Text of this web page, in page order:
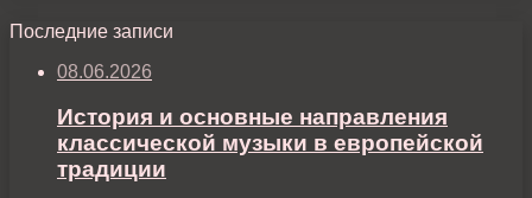
Последние записи
08.06.2026
История и основные направления
классической музыки в европейской
традиции